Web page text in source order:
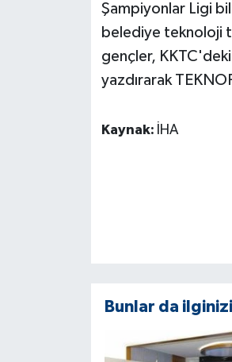
Şampiyonlar Ligi
belediye teknoloji
gençler,
yazdırarak
Kaynak: İHA
Bunlar da